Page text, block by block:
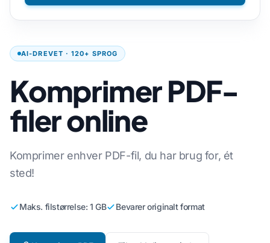
AI-DREVET · 120+ SPROG
Komprimer PDF-
filer online
Komprimer enhver PDF-fil, du har brug for, ét
sted!
Maks. filstørrelse: 1 GB Bevarer originalt format